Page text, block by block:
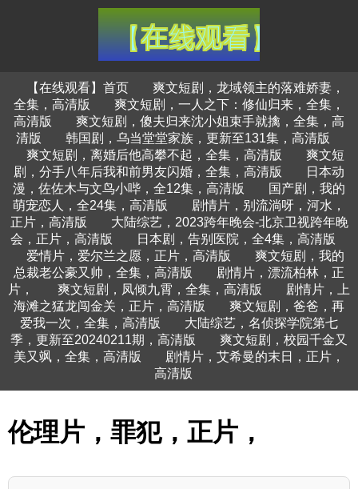
【在线观看】首页
爽文短剧，龙域领主的落难娇妻，
全集，高清版
爽文短剧，一人之下：修仙归来，全集，
高清版
爽文短剧，傻夫归来沈小姐束手就擒，全集，高
清版
韩国剧，乌当堂堂家族，更新至131集，高清版
爽文短剧，离婚后他高攀不起，全集，高清版
爽文短
剧，分手八年后我和前男友闪婚，全集，高清版
日本动
漫，佐佐木与文鸟小哔，全12集，高清版
国产剧，我的
萌宠恋人，全24集，高清版
剧情片，别流淌呀，河水，
正片，高清版
大陆综艺，2023跨年晚会-北京卫视跨年晚
会，正片，高清版
日本剧，告别医院，全4集，高清版
爱情片，爱尔兰之愿，正片，高清版
爽文短剧，我的
总裁老公豪又帅，全集，高清版
剧情片，漂流柏林，正
片，
爽文短剧，凤倾九霄，全集，高清版
剧情片，上
海滩之猛龙闯金关，正片，高清版
爽文短剧，爸爸，再
爱我一次，全集，高清版
大陆综艺，名侦探学院第七
季，更新至20240211期，高清版
爽文短剧，校园千金又
美又飒，全集，高清版
剧情片，艾希曼的末日，正片，
高清版
伦理片，罪犯，正片，